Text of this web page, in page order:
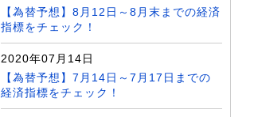
【為替予想】8月12日～8月末までの経済
指標をチェック！
2020年07月14日
【為替予想】7月14日～7月17日までの
経済指標をチェック！